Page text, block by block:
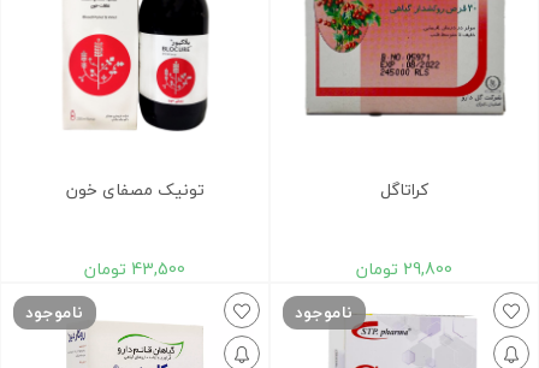
کراتاگل
29,800 تومان
تونیک مصفای خون
43,500 تومان
ناموجود ناموجود